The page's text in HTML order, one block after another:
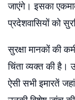
जाएंगे। इसका
प्रदेशवासियों को
सुरक्षा मानकों की
चिंता व्यक्त की है।
ऐसी सभी इमारतें